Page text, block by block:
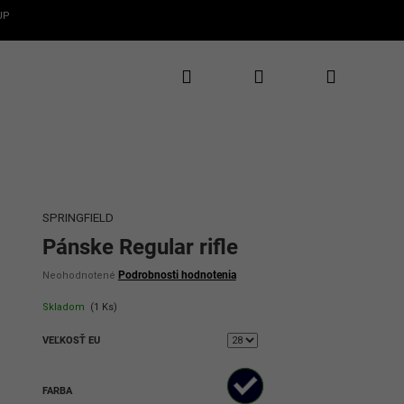
Prihlásenie
Priemerné
produktu
je
z
Neohodnotené Podrobnosti hodnotenia
Pánske Regular rifle
SPRINGFIELD
VEĽKOSŤ EU
FARBA
Skladom (1 Ks)
✕
ponuky
5€ zľavu